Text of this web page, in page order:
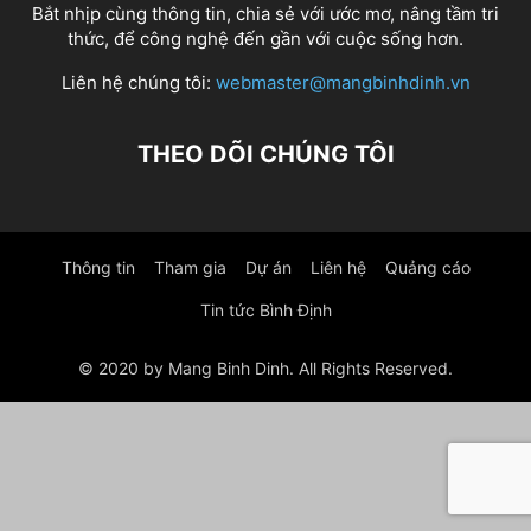
Bắt nhịp cùng thông tin, chia sẻ với ước mơ, nâng tầm tri
thức, để công nghệ đến gần với cuộc sống hơn.
Liên hệ chúng tôi: webmaster@mangbinhdinh.vn
THEO DÕI CHÚNG TÔI
Thông tin Tham gia Dự án Liên hệ Quảng cáo
Tin tức Bình Định
© 2020 by Mang Binh Dinh. All Rights Reserved.